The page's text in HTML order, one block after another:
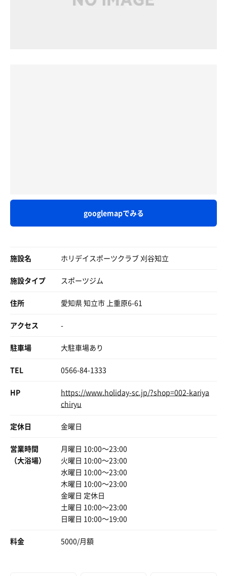
googlemapでみる
施設名 ホリデイスポーツクラブ 刈谷知立
施設タイプ スポーツジム
住所 愛知県 知立市 上重原6-61
アクセス -
駐車場 大駐車場あり
TEL 0566-84-1333
HP
https://www.holiday-sc.jp/?shop=002-kariya
chiryu
定休日 金曜日
営業時間
（大浴場）
月曜日 10:00〜23:00
火曜日 10:00〜23:00
水曜日 10:00〜23:00
木曜日 10:00〜23:00
金曜日 定休日
土曜日 10:00〜23:00
日曜日 10:00〜19:00
料金 5000/月額